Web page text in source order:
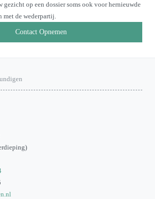
gezicht op een dossier soms ook voor hernieuwde
met de wederpartij.
Contact Opnemen